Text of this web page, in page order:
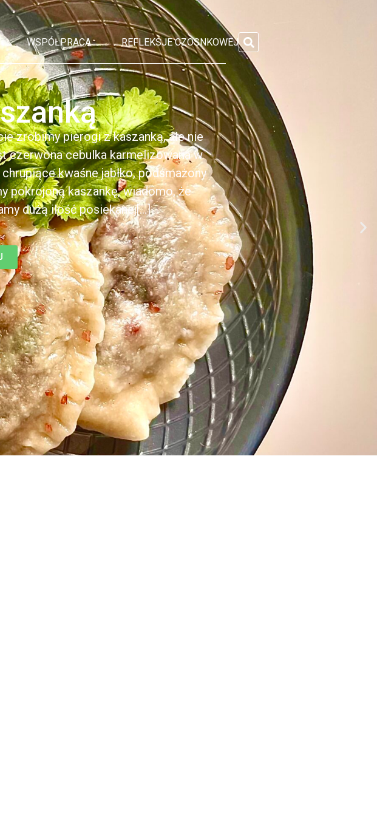
WSPÓŁPRACA REFLEKSJE CZOSNKOWEJ
zrobimy pierogi z kaszanką, ale nie
czerwona cebulka karmelizowana w
kwaśne jabłko, podsmażony
pokrojoną kaszankę, wiadomo, że
dużą ilość posiekanej[...]